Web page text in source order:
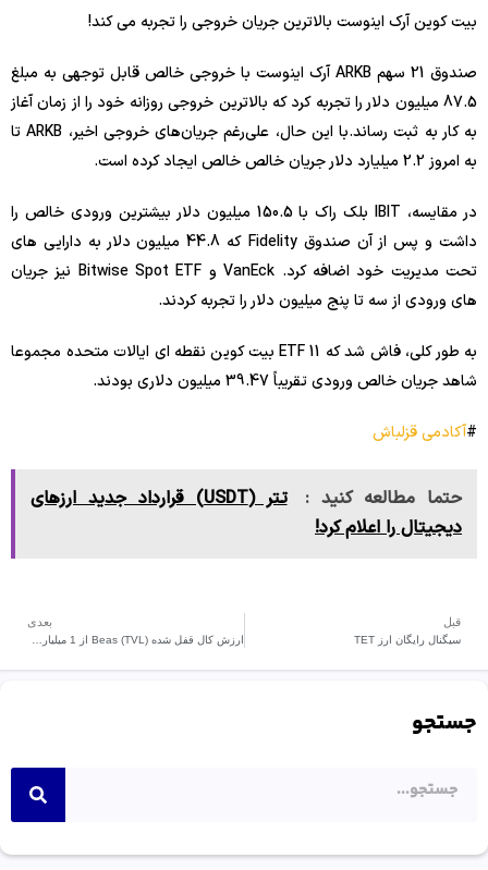
بیت کوین آرک اینوست بالاترین جریان خروجی را تجربه می کند!
صندوق 21 سهم ARKB آرک اینوست با خروجی خالص قابل توجهی به مبلغ
87.5 میلیون دلار را تجربه کرد که بالاترین خروجی روزانه خود را از زمان آغاز
به کار به ثبت رساند.با این حال، علی‌رغم جریان‌های خروجی اخیر، ARKB تا
به امروز 2.2 میلیارد دلار جریان خالص خالص ایجاد کرده است.
در مقایسه، IBIT بلک راک با 150.5 میلیون دلار بیشترین ورودی خالص را
داشت و پس از آن صندوق Fidelity که 44.8 میلیون دلار به دارایی های
تحت مدیریت خود اضافه کرد. VanEck و Bitwise Spot ETF نیز جریان
های ورودی از سه تا پنج میلیون دلار را تجربه کردند.
به طور کلی، فاش شد که 11 ETF بیت کوین نقطه ای ایالات متحده مجموعا
شاهد جریان خالص ورودی تقریباً 39.47 میلیون دلاری بودند.
#آکادمی قزلباش
حتما مطالعه کنید :
تتر (USDT) قرارداد جدید ارزهای
دیجیتال را اعلام کرد!
قبل
سیگنال رایگان ارز TET
بعدی
جستجو